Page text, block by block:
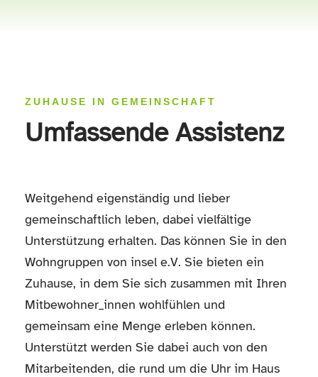
ZUHAUSE IN GEMEINSCHAFT
Umfassende Assistenz
Weitgehend eigenständig und lieber
gemeinschaftlich leben, dabei vielfältige
Unterstützung erhalten. Das können Sie in den
Wohngruppen von insel e.V. Sie bieten ein
Zuhause, in dem Sie sich zusammen mit Ihren
Mitbewohner_innen wohlfühlen und
gemeinsam eine Menge erleben können.
Unterstützt werden Sie dabei auch von den
Mitarbeitenden, die rund um die Uhr im Haus